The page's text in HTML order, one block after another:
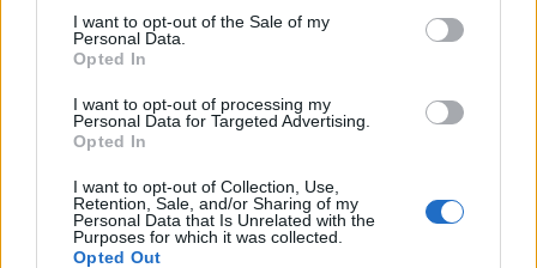
services and may gather and store information including but
not limited to your visit or usage behaviour. You may click to
grant or deny consent to Google and its third-party tags to
consent section.
I want to opt-out of the Sale of my
Personal Data.
Opted In
I want to opt-out of processing my
Personal Data for Targeted Advertising.
Opted In
I want to opt-out of Collection, Use,
Retention, Sale, and/or Sharing of my
Personal Data that Is Unrelated with the
Purposes for which it was collected.
Opted Out